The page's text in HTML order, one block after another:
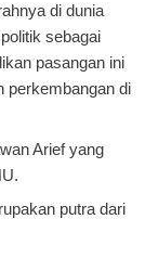
di dunia
sebagai
pasangan ini
perkembangan di
Arief yang
putra dari